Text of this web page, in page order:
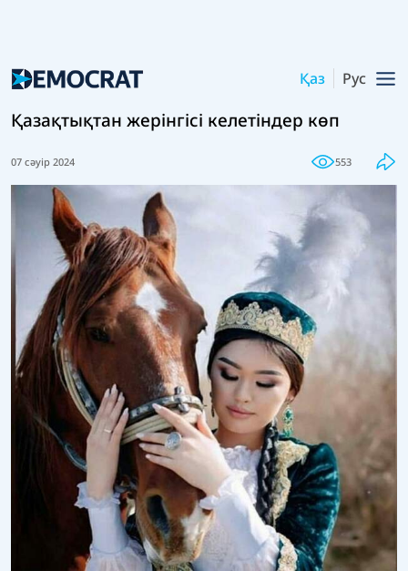
Қаз Рус
Қазақтықтан жерінгісі келетіндер көп
07 сәуір 2024 553